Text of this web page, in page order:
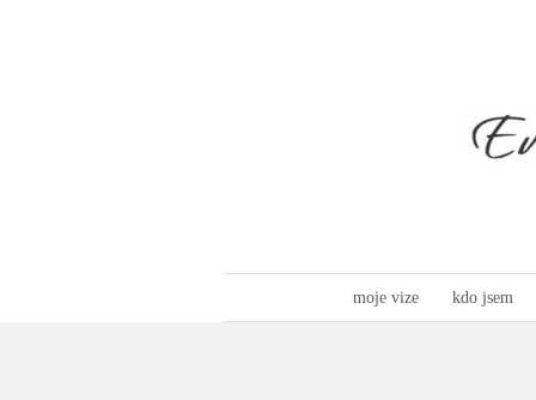
moje vize kdo jsem